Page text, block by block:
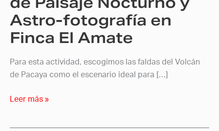
Astro-fotografía en
Finca El Amate
Para esta actividad, escogimos las faldas del Volcán
de Pacaya como el escenario ideal para […]
Finca
El
Amate
Leer más »